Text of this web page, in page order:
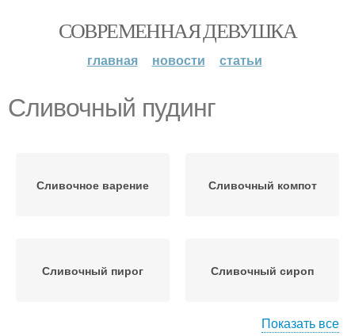
СОВРЕМЕННАЯ ДЕВУШКА
главная новости статьи
Сливочный пудинг
Сливочное варение Сливочный компот
Сливочный пирог Сливочный сироп
Показать все